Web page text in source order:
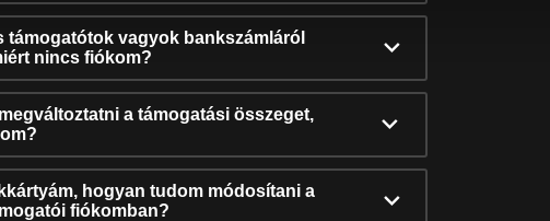
támogatótok vagyok bankszámláról
nincs fiókom?
a támogatási összeget,
hogyan tudom módosítani a
fiókomban?